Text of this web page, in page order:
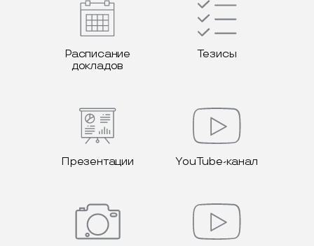
Расписание
докладов
Тезисы
Презентации YouTube-канал